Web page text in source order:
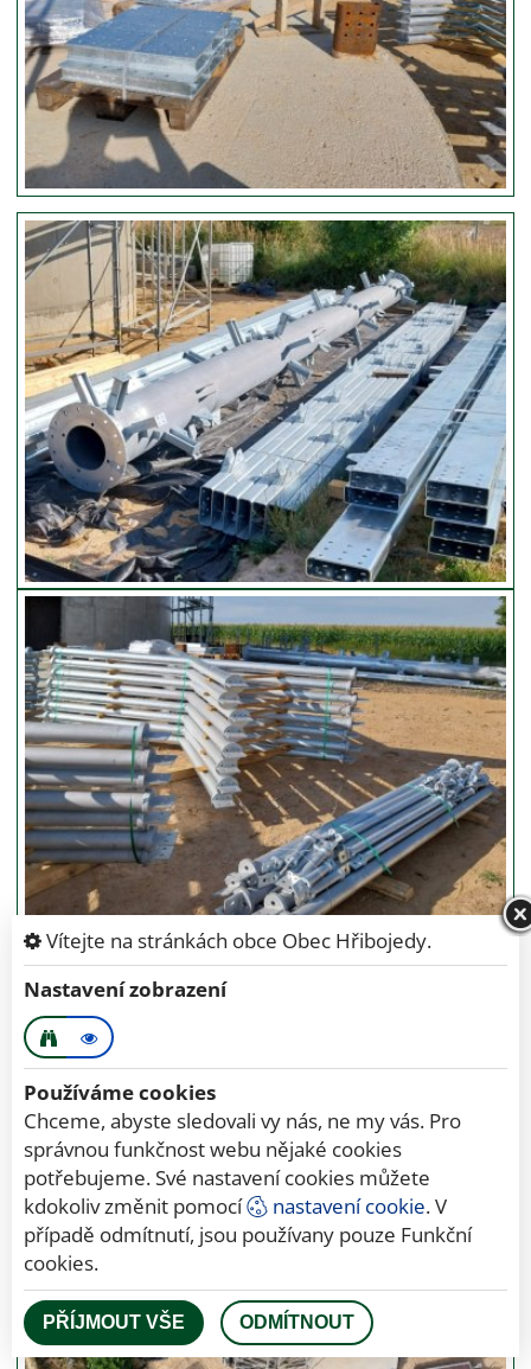
Vítejte na stránkách obce Obec Hřibojedy.
Nastavení zobrazení
Používáme cookies
Chceme, abyste sledovali vy nás, ne my vás. Pro
správnou funkčnost webu nějaké cookies
potřebujeme. Své nastavení cookies můžete
kdokoliv změnit pomocí
nastavení cookie. V
případě odmítnutí, jsou používany pouze Funkční
cookies.
PŘÍJMOUT VŠE ODMÍTNOUT
Červen 2025